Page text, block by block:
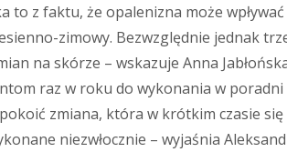
to z faktu, że opalenizna może
zimowy. Bezwzględnie jednak
na skórze – wskazuje Anna
raz w roku do wykonania w poradni
zmiana, która w krótkim czasie
niezwłocznie – wyjaśnia